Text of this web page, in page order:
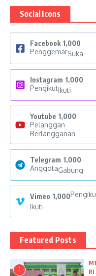
Social Icons
Facebook 1,000
PenggemarSuka
Instagram 1,000
PengikutIkuti
Youtube 1,000
Pelanggan
Berlangganan
Telegram 1,000
AnggotaGabung
Vimeo 1,000
Ikuti
Featured Posts
1